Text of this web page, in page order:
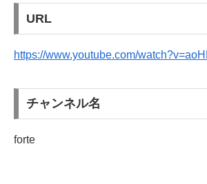
URL
https://www.youtube.com/
チャンネル名
forte